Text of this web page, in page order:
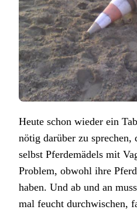
Heute schon wieder ein
nötig darüber zu sprechen,
selbst Pferdemädels mit
Problem, obwohl ihre
haben. Und ab und an
mal feucht durchwischen,